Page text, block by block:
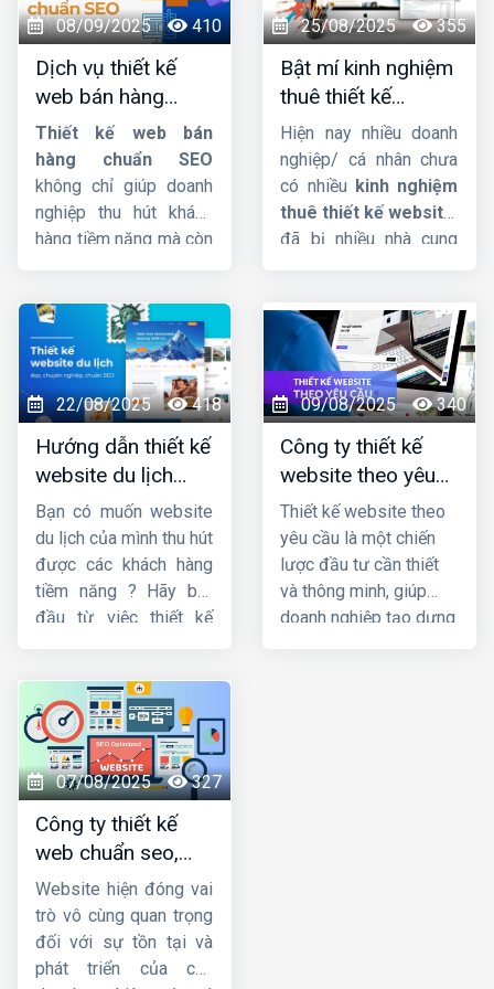
thu cực khủng. Nếu bạn
cũng đang muốn sở
hữu một website bán
mỹ phẩm chuyên
nghiệp, hãy theo dõi
ngay bài viết sau đây
củaCông ty HIG
nhất kết quả tìm kiếm.
08/09/2025 410
Dịch vụ thiết kế
web bán hàng
chuẩn SEO, uy tín,
chuyên nghiệp
Thiết kế web bán
hàng chuẩn SEO
không chỉ giúp doanh
nghiệp thu hút khách
hàng tiềm năng mà còn
người dùng trên mọi
thiết bị. Một website
chuẩn SEO sẽ giúp
thương hiệu nâng cao
uy tín, cải thiện thứ
hạng tìm kiếm, từ đó
mở rộng quy mô kinh
doanh một cách bền
vững và hiệu quả.
25/08/2025 355
Bật mí kinh nghiệm
thuê thiết kế
website chuẩn chỉ
và uy tín
Hiện nay nhiều doanh
nghiệp/ cá nhân chưa
có nhiều kinh nghiệm
thuê thiết kế website
đã bị nhiều nhà cung
thống nhất ký kết rõ
ràng. Lý do thì rất nhiều
nhưng chủ yếu là người
đi thuê không có tiêu
chí rõ ràng để chọn bên
thiết kế website uy tín
và chất lượng.
22/08/2025 418
Hướng dẫn thiết kế
website du lịch
đẹp và chuyên
nghiệp
Bạn có muốn website
du lịch của mình thu hút
được các khách hàng
tiềm năng ? Hãy bắt
đầu từ việc thiết kế
Trong bài viết này,
Công ty HIG
xinhướng dẫn thiết
kế website du lịch
đẹp và chuyên nghiệp.
09/08/2025 340
Công ty thiết kế
website theo yêu
cầu uy tín, chuyên
nghiệp
Thiết kế website theo
yêu cầu là một chiến
lược đầu tư cần thiết
và thông minh, giúp
doanh nghiệp tạo dựng
07/08/2025 327
Công ty thiết kế
web chuẩn seo,
chuyên nghiệp, giá
tốt
Website hiện đóng vai
trò vô cùng quan trọng
đối với sự tồn tại và
phát triển của các